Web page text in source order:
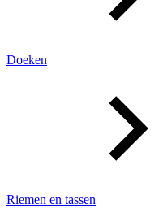
Doeken
Riemen en tassen